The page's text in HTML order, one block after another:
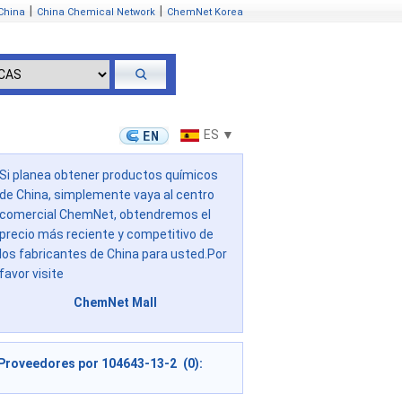
China Chemical Network ChemNet Korea
ES ▼
Si planea obtener productos químicos
de China, simplemente vaya al centro
comercial ChemNet, obtendremos el
precio más reciente y competitivo de
los fabricantes de China para usted.Por
favor visite
ChemNet Mall
por 104643-13-2 (0):